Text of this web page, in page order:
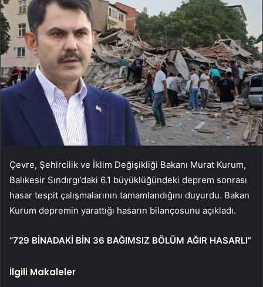
Çevre, Şehircilik ve İklim Değişikliği Bakanı Murat Kurum,
Balıkesir Sındırgı’daki 6.1 büyüklüğündeki deprem sonrası
hasar tespit çalışmalarının tamamlandığını duyurdu. Bakan
Kurum depremin yarattığı hasarın bilançosunu açıkladı.
“729 BİNADAKİ BİN 36 BAĞIMSIZ BÖLÜM AĞIR HASARLI”
İlgili Makaleler